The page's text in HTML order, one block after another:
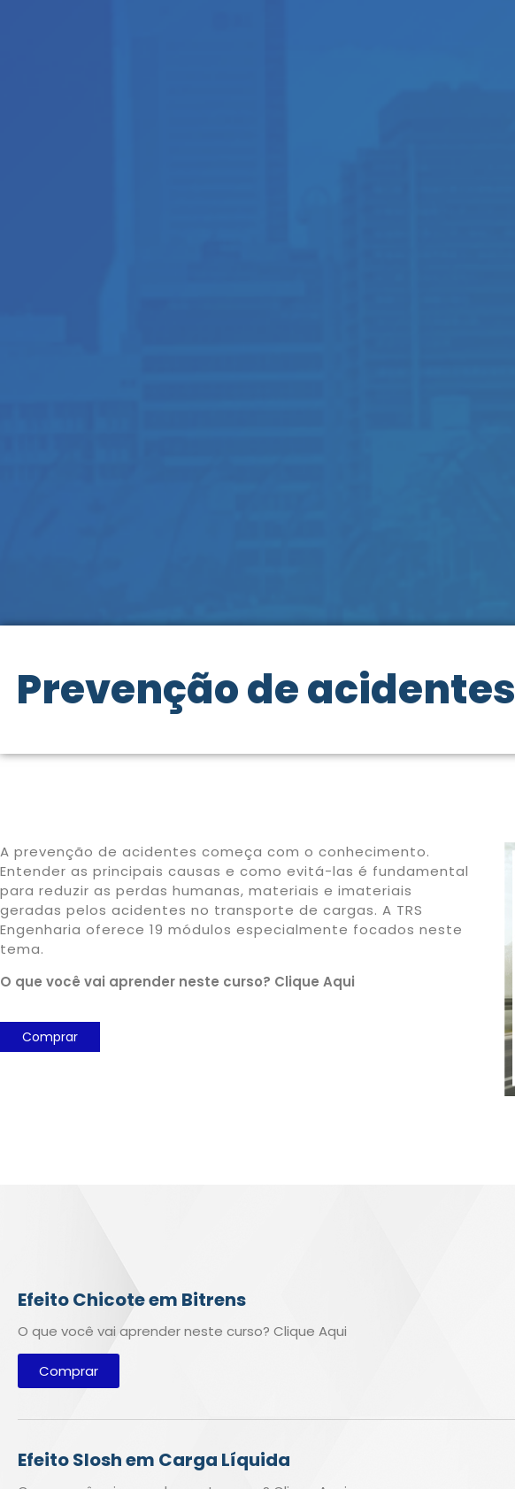
Prevenção de acidentes
A prevenção de acidentes começa com o conhecimento.
Entender as principais causas e como evitá-las é fundamental
para reduzir as perdas humanas, materiais e imateriais
geradas pelos acidentes no transporte de cargas. A TRS
Engenharia oferece 19 módulos especialmente focados neste
tema.
O que você vai aprender neste curso? Clique Aqui
Comprar
Efeito Chicote em Bitrens
O que você vai aprender neste curso? Clique Aqui
Comprar
Efeito Slosh em Carga Líquida